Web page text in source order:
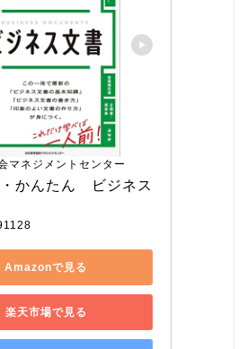
マネジメントセンター
かんたん　ビジネス
Amazonで見る
楽天市場で見る